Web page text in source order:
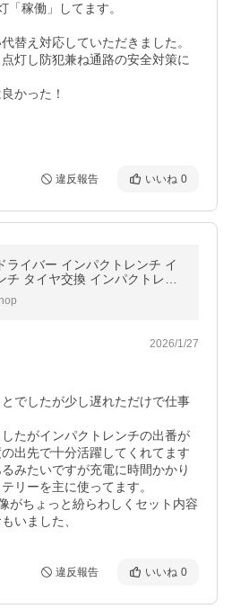
「稼働」してます。
替え対応していただきました。
灯し防犯兼ね通路の安全対策に
かった！
違反報告 いいね 0
ライバー インパクトレンチ イ
チ タイヤ交換 インパクトレン
キタ対応 25点 ビットセット
トドライバー
2026/1/27
でしたが少し遅れただけで仕事
たがインパクトレンチの出番が
出先で十分活躍してくれてます
みたいですが充電に時間かかり
リーを主に使ってます。
がちょっと紛らわしくセット内容
いました、
違反報告 いいね 0